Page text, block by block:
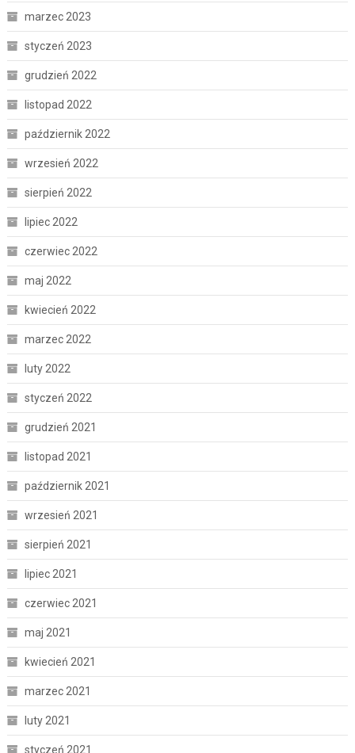
marzec 2023
styczeń 2023
grudzień 2022
listopad 2022
październik 2022
wrzesień 2022
sierpień 2022
lipiec 2022
czerwiec 2022
maj 2022
kwiecień 2022
marzec 2022
luty 2022
styczeń 2022
grudzień 2021
listopad 2021
październik 2021
wrzesień 2021
sierpień 2021
lipiec 2021
czerwiec 2021
maj 2021
kwiecień 2021
marzec 2021
luty 2021
styczeń 2021